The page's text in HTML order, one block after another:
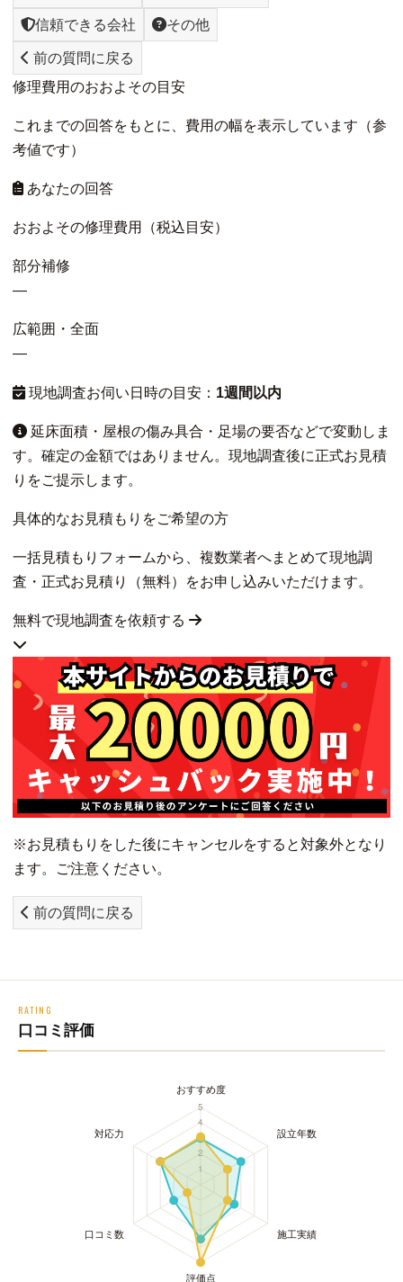
信頼できる会社 その他
前の質問に戻る
修理費用のおおよその目安
これまでの回答をもとに、費用の幅を表示しています（参
考値です）
あなたの回答
おおよその修理費用（税込目安）
部分補修
—
広範囲・全面
—
現地調査お伺い日時の目安： 1週間以内
延床面積・屋根の傷み具合・足場の要否などで変動しま
す。確定の金額ではありません。現地調査後に正式お見積
りをご提示します。
具体的なお見積もりをご希望の方
一括見積もりフォームから、複数業者へまとめて現地調
査・正式お見積り（無料）をお申し込みいただけます。
無料で現地調査を依頼する
※お見積もりをした後にキャンセルをすると対象外となり
ます。ご注意ください。
前の質問に戻る
RATING
口コミ評価